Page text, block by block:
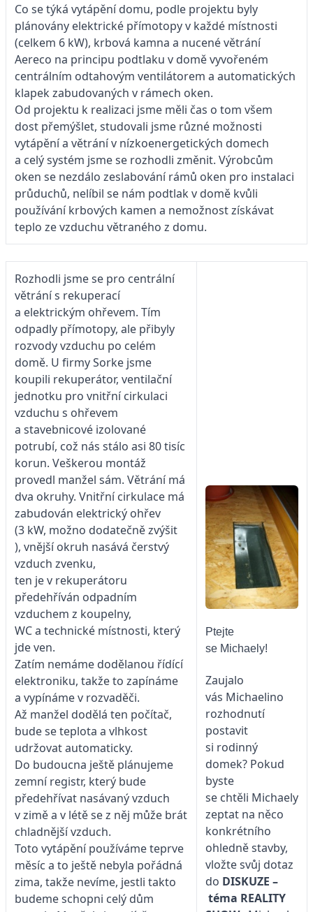
Co se týká vytápění domu, podle projektu byly
plánovány elektrické přímotopy v každé místnosti
(celkem 6 kW), krbová kamna a nucené větrání
Aereco na principu podtlaku v domě vyvořeném
centrálním odtahovým ventilátorem a automatických
klapek zabudovaných v rámech oken.
Od projektu k realizaci jsme měli čas o tom všem
dost přemýšlet, studovali jsme různé možnosti
vytápění a větrání v nízkoenergetických domech
a celý systém jsme se rozhodli změnit. Výrobcům
oken se nezdálo zeslabování rámů oken pro instalaci
průduchů, nelíbil se nám podtlak v domě kvůli
používání krbových kamen a nemožnost získávat
teplo ze vzduchu větraného z domu.
Rozhodli jsme se pro centrální
větrání s rekuperací
a elektrickým ohřevem. Tím
odpadly přímotopy, ale přibyly
rozvody vzduchu po celém
domě. U firmy Sorke jsme
koupili rekuperátor, ventilační
jednotku pro vnitřní cirkulaci
vzduchu s ohřevem
a stavebnicové izolované
potrubí, což nás stálo asi 80 tisíc
korun. Veškerou montáž
provedl manžel sám. Větrání má
dva okruhy. Vnitřní cirkulace má
zabudován elektrický ohřev
(3 kW, možno dodatečně zvýšit
), vnější okruh nasává čerstvý
vzduch zvenku,
ten je v rekuperátoru
předehříván odpadním
vzduchem z koupelny,
WC a technické místnosti, který
jde ven.
Zatím nemáme dodělanou řídící
elektroniku, takže to zapínáme
a vypínáme v rozvaděči.
Až manžel dodělá ten počítač,
bude se teplota a vlhkost
udržovat automaticky.
Do budoucna ještě plánujeme
zemní registr, který bude
předehřívat nasávaný vzduch
v zimě a v létě se z něj může brát
chladnější vzduch.
Toto vytápění používáme teprve
měsíc a to ještě nebyla pořádná
zima, takže nevíme, jestli takto
budeme schopni celý dům
Ptejte
se Michaely!
Zaujalo
vás Michaelino
rozhodnutí
postavit
si rodinný
domek? Pokud
byste
se chtěli Michaely
zeptat na něco
konkrétního
ohledně stavby,
vložte svůj dotaz
do DISKUZE –
téma REALITY